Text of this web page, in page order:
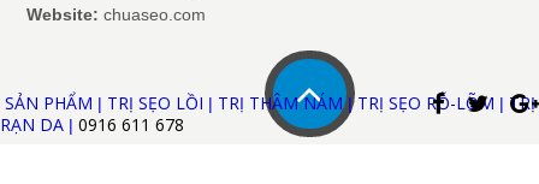
Website: chuaseo.com
SẢN PHẨM | TRỊ SẸO LỒI | TRỊ THÂM NÁM|TRỊ SẸO RỖ-LÕM | TRỊ
RẠN DA | 0916 611 678